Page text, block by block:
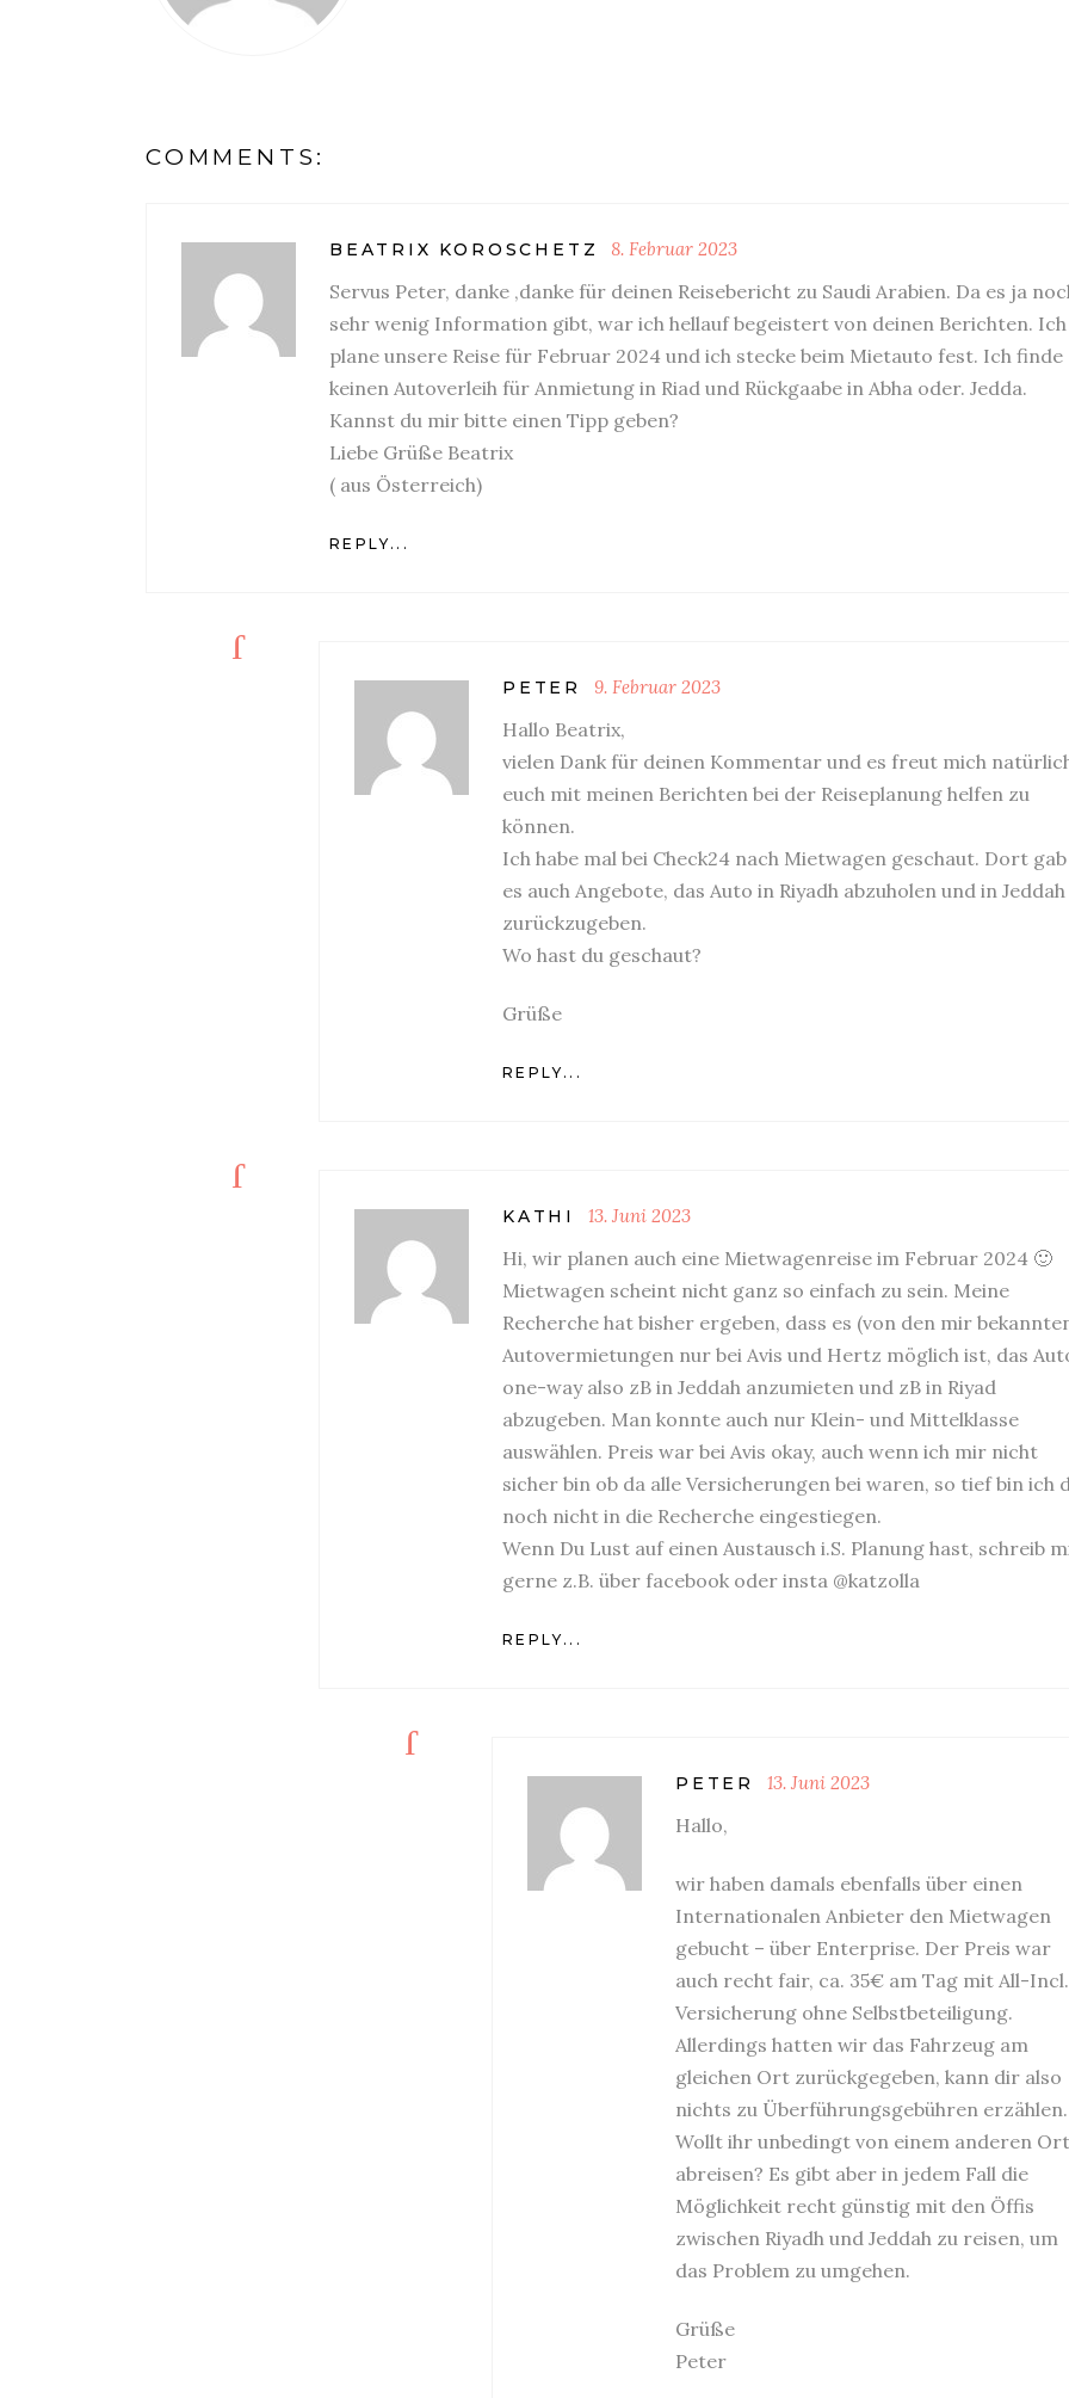
COMMENTS:
BEATRIX KOROSCHETZ 8. Februar 2023
Servus Peter, danke ,danke für deinen Reisebericht zu Saudi Arabien. Da es ja
sehr wenig Information gibt, war ich hellauf begeistert von deinen Berichten. Ich
plane unsere Reise für Februar 2024 und ich stecke beim Mietauto fest. Ich finde
keinen Autoverleih für Anmietung in Riad und Rückgaabe in Abha oder. Jedda.
Kannst du mir bitte einen Tipp geben?
Liebe Grüße Beatrix
( aus Österreich)
REPLY...
PETER 9. Februar 2023
Hallo Beatrix,
vielen Dank für deinen Kommentar und es freut mich
euch mit meinen Berichten bei der Reiseplanung helfen zu
können.
Ich habe mal bei Check24 nach Mietwagen geschaut. Dort gab
es auch Angebote, das Auto in Riyadh abzuholen und in Jeddah
zurückzugeben.
Wo hast du geschaut?
Grüße
REPLY...
KATHI 13. Juni 2023
Hi, wir planen auch eine Mietwagenreise im Februar 2024 🙂
Mietwagen scheint nicht ganz so einfach zu sein. Meine
Recherche hat bisher ergeben, dass es (von den mir
Autovermietungen nur bei Avis und Hertz möglich ist, das
one-way also zB in Jeddah anzumieten und zB in Riyad
abzugeben. Man konnte auch nur Klein- und Mittelklasse
auswählen. Preis war bei Avis okay, auch wenn ich mir nicht
sicher bin ob da alle Versicherungen bei waren, so tief bin ich
noch nicht in die Recherche eingestiegen.
Wenn Du Lust auf einen Austausch i.S. Planung hast, schreib
gerne z.B. über facebook oder insta @katzolla
REPLY...
PETER 13. Juni 2023
Hallo,
wir haben damals ebenfalls über einen
Internationalen Anbieter den Mietwagen
gebucht – über Enterprise. Der Preis war
auch recht fair, ca. 35€ am Tag mit All-Incl.
Versicherung ohne Selbstbeteiligung.
Allerdings hatten wir das Fahrzeug am
gleichen Ort zurückgegeben, kann dir also
nichts zu Überführungsgebühren erzählen.
Wollt ihr unbedingt von einem anderen Ort
abreisen? Es gibt aber in jedem Fall die
Möglichkeit recht günstig mit den Öffis
zwischen Riyadh und Jeddah zu reisen, um
das Problem zu umgehen.
Grüße
Peter